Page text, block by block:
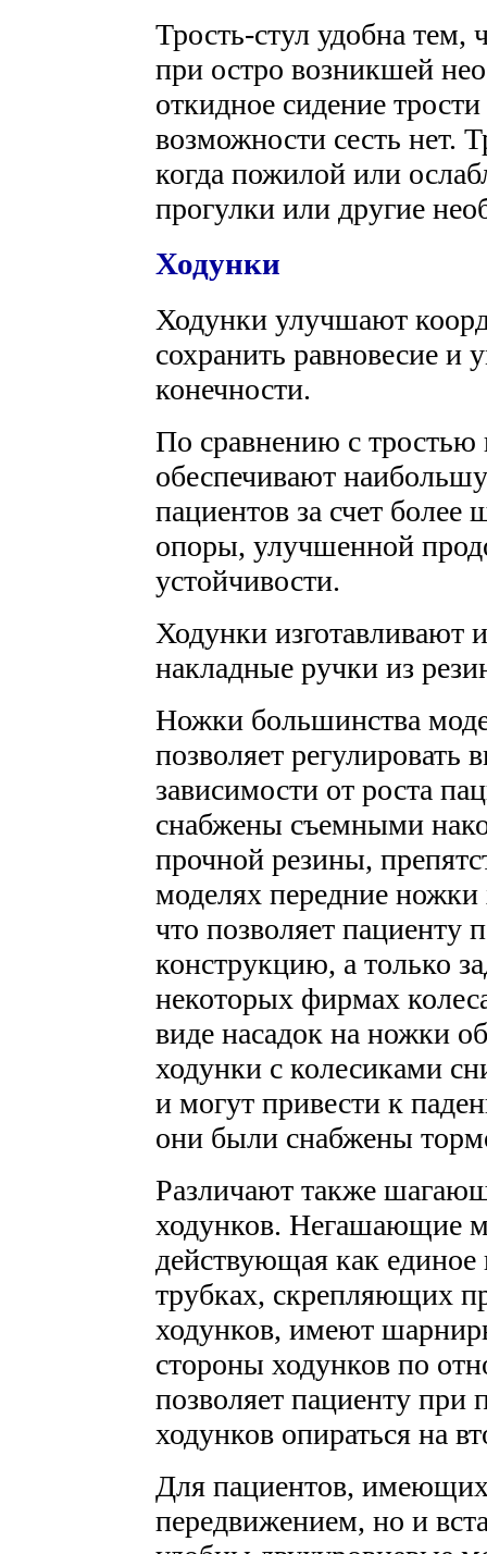
Трость-стул удобна тем,
при остро возникшей
откидное сидение
возможности сесть нет.
когда пожилой или
прогулки или другие
Ходунки
Ходунки улучшают
сохранить равновесие
конечности.
По сравнению с
обеспечивают
пациентов за счет
опоры, улучшенной
устойчивости.
Ходунки
накладные ручки из
Ножки большинства
позволяет регулировать
зависимости от роста
снабжены съемными
прочной резины,
моделях передние
что позволяет пациенту
конструкцию, а только
некоторых фирмах
виде насадок на ножки
ходунки с колесиками
и могут привести к
они были снабжены
Различают также
ходунков. Негашающие
действующая как
трубках, скрепляющих
ходунков, имеют
стороны ходунков по
позволяет пациенту при
ходунков опираться на
Для пациентов,
передвижением, но и